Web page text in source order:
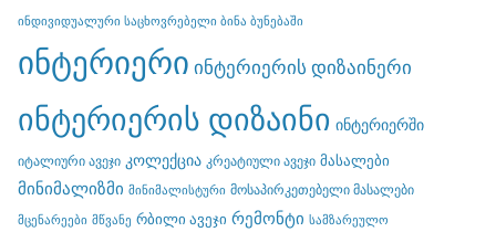
ინდივიდუალური საცხოვრებელი ბინა ბუნებაში
ინტერიერი ინტერიერის დიზაინერი
ინტერიერის დიზაინი ინტერიერში
იტალიური ავეჯი კოლექცია კრეატიული ავეჯი მასალები
მინიმალიზმი მინიმალისტური მოსაპირკეთებელი მასალები
მცენარეები მწვანე რბილი ავეჯი რემონტი სამზარეულო